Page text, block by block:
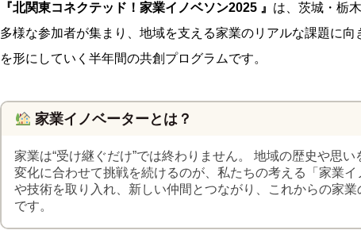
『北関東コネクテッド！家業イノベソン2025 』 は、茨城・栃
多様な参加者が集まり、地域を支える家業のリアルな課題に
を形にしていく半年間の共創プログラムです。
家業イノベーターとは？
家業は“受け継ぐだけ”では終わりません。 地域の歴史や思
変化に合わせて挑戦を続けるのが、私たちの考える「家業
や技術を取り入れ、新しい仲間とつながり、これからの家
です。